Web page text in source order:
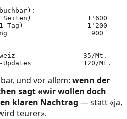
1'600
Tag)                1'200
900
35/Mt.
120/Mt.
und vor allem: wenn der
sagt «wir wollen doch
klaren Nachtrag — statt «ja,
teurer».